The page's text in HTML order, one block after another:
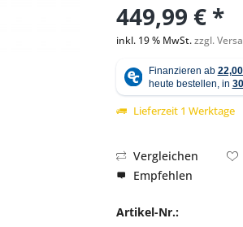
Abbildung ähnlich
449,99 € *
inkl. 19 % MwSt.zzgl.
Lieferzeit 1 Werktage
Vergleichen
Empfehlen
Artikel-Nr.: